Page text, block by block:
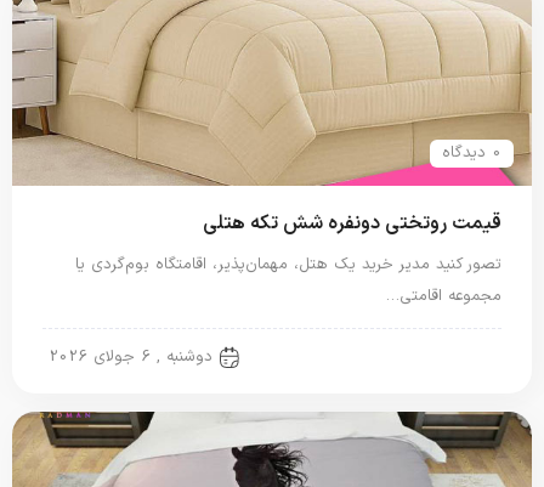
0 دیدگاه
قیمت روتختی دونفره شش تکه هتلی
تصور کنید مدیر خرید یک هتل، مهمان‌پذیر، اقامتگاه بوم‌گردی یا
مجموعه اقامتی…
دوشنبه , 6 جولای 2026